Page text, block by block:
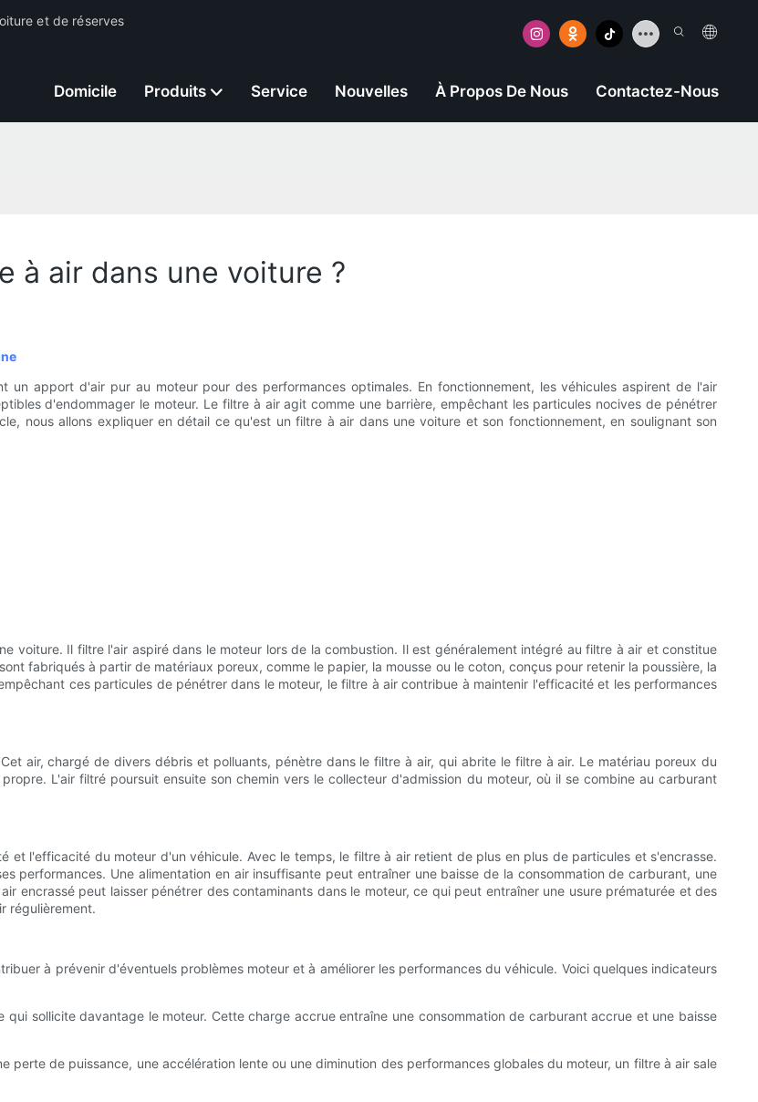
et de réserves
Domicile Produits Service Nouvelles À Propos De Nous Contactez-Nous
à air dans une voiture ?
un apport d'air pur au moteur pour des performances optimales. En fonctionnement, les véhicules aspirent de l'air
d'endommager le moteur. Le filtre à air agit comme une barrière, empêchant les particules nocives de pénétrer
nous allons expliquer en détail ce qu'est un filtre à air dans une voiture et son fonctionnement, en soulignant son
voiture. Il filtre l'air aspiré dans le moteur lors de la combustion. Il est généralement intégré au filtre à air et constitue
fabriqués à partir de matériaux poreux, comme le papier, la mousse ou le coton, conçus pour retenir la poussière, la
ces particules de pénétrer dans le moteur, le filtre à air contribue à maintenir l'efficacité et les performances
air, chargé de divers débris et polluants, pénètre dans le filtre à air, qui abrite le filtre à air. Le matériau poreux du
L'air filtré poursuit ensuite son chemin vers le collecteur d'admission du moteur, où il se combine au carburant
et l'efficacité du moteur d'un véhicule. Avec le temps, le filtre à air retient de plus en plus de particules et s'encrasse.
performances. Une alimentation en air insuffisante peut entraîner une baisse de la consommation de carburant, une
encrassé peut laisser pénétrer des contaminants dans le moteur, ce qui peut entraîner une usure prématurée et des
régulièrement.
à prévenir d'éventuels problèmes moteur et à améliorer les performances du véhicule. Voici quelques indicateurs
sollicite davantage le moteur. Cette charge accrue entraîne une consommation de carburant accrue et une baisse
perte de puissance, une accélération lente ou une diminution des performances globales du moteur, un filtre à air sale